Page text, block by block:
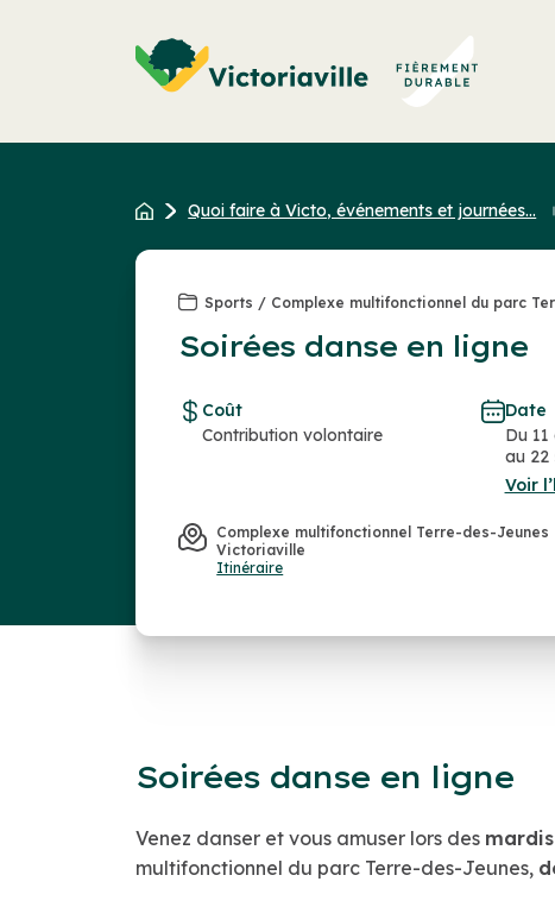
Quoi faire à Victo, événements et journées...
Sports / Complexe multifonctionnel du parc
Soirées danse en ligne
Coût
Contribution volontaire
Date
Du
au 22
Voir
Complexe multifonctionnel Terre-des-Jeunes
Victoriaville
Itinéraire
Soirées danse en ligne
Venez danser et vous amuser lors des
multifonctionnel du parc Terre-des-Jeunes,